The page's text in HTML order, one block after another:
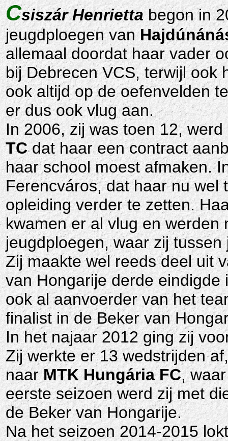
Csiszár Henriettabegon in
jeugdploegen van
allemaal doordat haar vader
bij Debrecen VCS, terwijl ook
ook altijd op de oefenvelden
er dus ook vlug aan.
In 2006, zij was toen 12,
TCdat haar een contract
haar school moest afmaken.
Ferencváros, dat haar nu wel
opleiding verder te zetten.
kwamen er al vlug en werden
jeugdploegen, waar zij
Zij maakte wel reeds deel uit
van Hongarije derde
ook al aanvoerder van het
finalist in de Beker van
In het najaar 2012 ging zij
Zij werkte er 13 wedstrijden
naarMTK Hungária FC,
eerste seizoen werd zij met
de Beker van Hongarije.
Na het seizoen 2014-2015